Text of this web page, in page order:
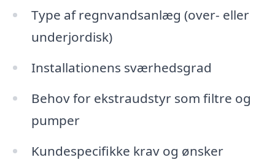
Type af regnvandsanlæg (over- eller
underjordisk)
Installationens sværhedsgrad
Behov for ekstraudstyr som filtre og
pumper
Kundespecifikke krav og ønsker